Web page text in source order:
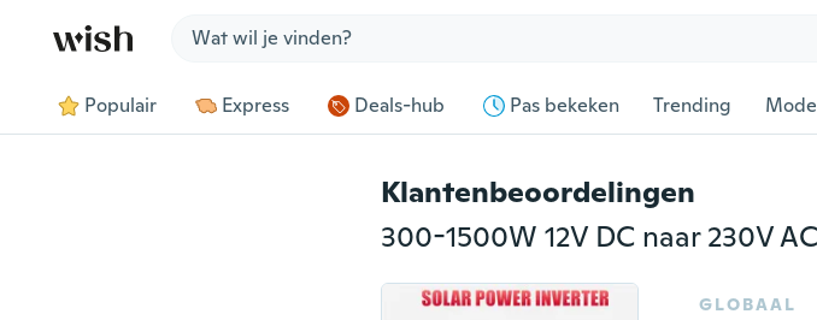
Populair Express Deals-hub Pas bekeken Trending Mode
Klantenbeoordelingen
GLOBAAL